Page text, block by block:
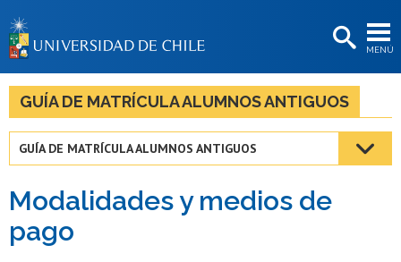
MENÚ
BIBLIOTECAS
LA UNIVERSIDAD
Estudiantes
Académicas/os
GUÍA DE MATRÍCULA ALUMNOS ANTIGUOS
GUÍA DE MATRÍCULA ALUMNOS ANTIGUOS
Modalidades y medios de
pago